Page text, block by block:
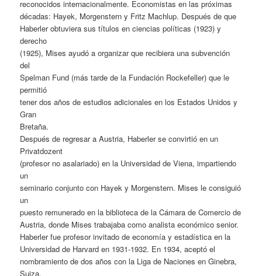
reconocidos internacionalmente. Economistas en las próximas
décadas: Hayek, Morgenstern y Fritz Machlup. Después de que
Haberler obtuviera sus títulos en ciencias políticas (1923) y
derecho
(1925), Mises ayudó a organizar que recibiera una subvención
del
Spelman Fund (más tarde de la Fundación Rockefeller) que le
permitió
tener dos años de estudios adicionales en los Estados Unidos y
Gran
Bretaña.
Después de regresar a Austria, Haberler se convirtió en un
Privatdozent
(profesor no asalariado) en la Universidad de Viena, impartiendo
un
seminario conjunto con Hayek y Morgenstern. Mises le consiguió
un
puesto remunerado en la biblioteca de la Cámara de Comercio de
Austria, donde Mises trabajaba como analista económico senior.
Haberler fue profesor invitado de economía y estadística en la
Universidad de Harvard en 1931-1932. En 1934, aceptó el
nombramiento de dos años con la Liga de Naciones en Ginebra,
Suiza,